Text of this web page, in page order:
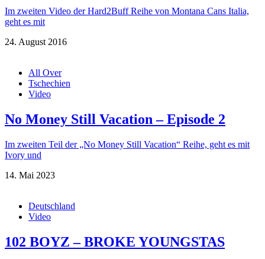
Im zweiten Video der Hard2Buff Reihe von Montana Cans Italia,
geht es mit
24. August 2016
All Over
Tschechien
Video
No Money Still Vacation – Episode 2
Im zweiten Teil der „No Money Still Vacation“ Reihe, geht es mit
Ivory und
14. Mai 2023
Deutschland
Video
102 BOYZ – BROKE YOUNGSTAS